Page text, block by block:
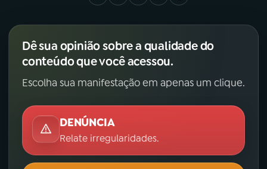
Dê sua opinião sobre a qualidade do
conteúdo que você acessou.
Escolha sua manifestação em apenas um clique.
DENÚNCIA
Relate irregularidades.